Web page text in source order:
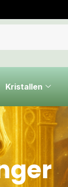
Kristallen